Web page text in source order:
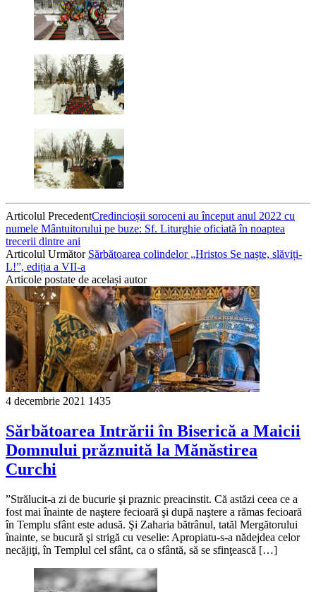
Articolul PrecedentCredincioșii soroceni au început anul 2022 cu
numele Mântuitorului pe buze: Sf. Liturghie oficiată în noaptea
trecerii dintre ani
Articolul Următor Sărbătoarea colindelor „Hristos Se naște, slăviți-
L!”, ediția a VII-a
Articole postate de același autor
4 decembrie 2021 1435
Sărbătoarea Intrării în Biserică a Maicii
Domnului prăznuită la Mănăstirea
Curchi
”Strălucit-a zi de bucurie şi praznic preacinstit. Că astăzi ceea ce a
fost mai înainte de naştere fecioară şi după naştere a rămas fecioară
în Templu sfânt este adusă. Şi Zaharia bătrânul, tatăl Mergătorului
îna­inte, se bucură şi strigă cu veselie: Apro­piatu-s-a nădejdea celor
necăjiţi, în Templul cel sfânt, ca o sfântă, să se sfinţească […]